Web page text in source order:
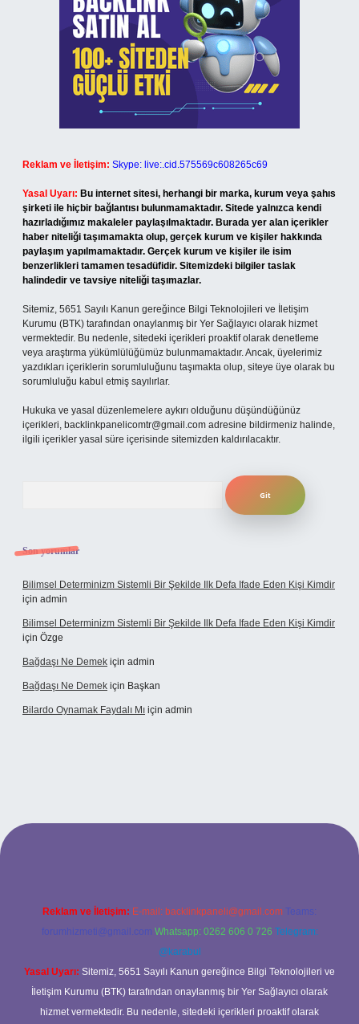
Reklam ve İletişim: Skype: live:.cid.575569c608265c69
Yasal Uyarı: Bu internet sitesi, herhangi bir marka, kurum veya şahıs
şirketi ile hiçbir bağlantısı bulunmamaktadır. Sitede yalnızca kendi
hazırladığımız makaleler paylaşılmaktadır. Burada yer alan içerikler
haber niteliği taşımamakta olup, gerçek kurum ve kişiler hakkında
paylaşım yapılmamaktadır. Gerçek kurum ve kişiler ile isim
benzerlikleri tamamen tesadüfidir. Sitemizdeki bilgiler taslak
halindedir ve tavsiye niteliği taşımazlar.
Sitemiz, 5651 Sayılı Kanun gereğince Bilgi Teknolojileri ve İletişim
Kurumu (BTK) tarafından onaylanmış bir Yer Sağlayıcı olarak hizmet
vermektedir. Bu nedenle, sitedeki içerikleri proaktif olarak denetleme
veya araştırma yükümlülüğümüz bulunmamaktadır. Ancak, üyelerimiz
yazdıkları içeriklerin sorumluluğunu taşımakta olup, siteye üye olarak bu
sorumluluğu kabul etmiş sayılırlar.
Hukuka ve yasal düzenlemelere aykırı olduğunu düşündüğünüz
içerikleri, backlinkpanelicomtr@gmail.com adresine bildirmeniz halinde,
ilgili içerikler yasal süre içerisinde sitemizden kaldırılacaktır.
Son yorumlar
Bilimsel Determinizm Sistemli Bir Şekilde Ilk Defa Ifade Eden Kişi Kimdir
için admin
Bilimsel Determinizm Sistemli Bir Şekilde Ilk Defa Ifade Eden Kişi Kimdir
için Özge
Bağdaşı Ne Demek için admin
Bağdaşı Ne Demek için Başkan
Bilardo Oynamak Faydalı Mı için admin
ilbet bahis sitesi
Reklam ve İletişim: E-mail: backlinkpaneli@gmail.com Teams:
forumhizmeti@gmail.com Whatsapp: 0262 606 0 726 Telegram:
@karabul
Yasal Uyarı: Sitemiz, 5651 Sayılı Kanun gereğince Bilgi Teknolojileri ve
İletişim Kurumu (BTK) tarafından onaylanmış bir Yer Sağlayıcı olarak
hizmet vermektedir. Bu nedenle, sitedeki içerikleri proaktif olarak